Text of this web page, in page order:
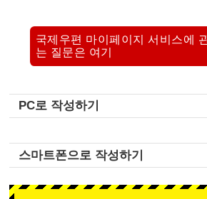
국제우편 마이페이지 서비스에
는 질문은 여기
PC로 작성하기
스마트폰으로 작성하기